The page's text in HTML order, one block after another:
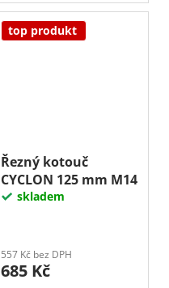
top produkt
Řezný kotouč
CYCLON 125 mm M14
skladem
557 Kč bez DPH
685 Kč